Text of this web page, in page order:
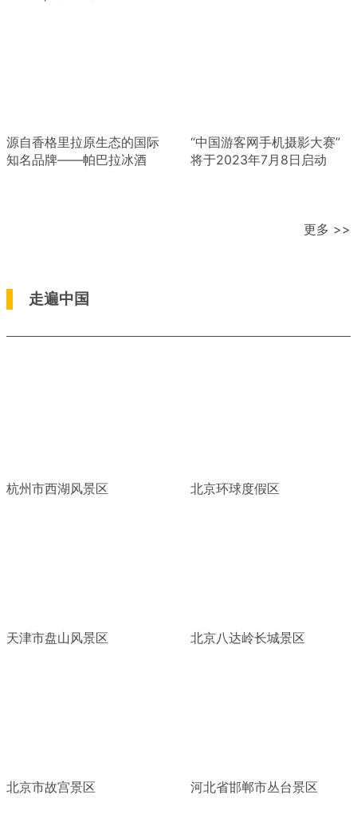
源自香格里拉原生态的国际
知名品牌——帕巴拉冰酒
“中国游客网手机摄影大赛”
将于2023年7月8日启动
更多 >>
走遍中国
杭州市西湖风景区 北京环球度假区
天津市盘山风景区 北京八达岭长城景区
北京市故宫景区 河北省邯郸市丛台景区